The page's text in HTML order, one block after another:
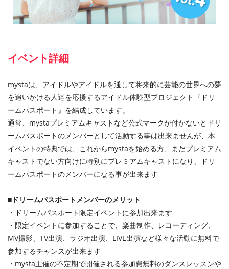
イベント詳細
mystaは、アイドルやアイドルを通して将来的に芸能の世界への夢
を追いかける人達を応援するアイドル体験型プロジェクト『ドリ
ームパスポート』を結成しています。
通常、mystaプレミアムキャストなど公式マークが付かないとドリ
ームパスポートのメンバーとして活動する事は出来ませんが、本
イベントの特典では、これからmystaを始める方、まだプレミアム
キャストでない方向けに特別にプレミアムキャストになり、ドリ
ームパスポートのメンバーになる事が出来ます
■ドリームパスポートメンバーのメリット
・ドリームパスポート限定イベントに参加出来ます
・限定イベントに参加することで、楽曲制作、レコーディング、
MV撮影、TV出演、ラジオ出演、LIVE出演など様々な活動に無料で
参加するチャンスが出来ます
・mysta主催の不定期で開催される参加費無料のダンスレッスンや